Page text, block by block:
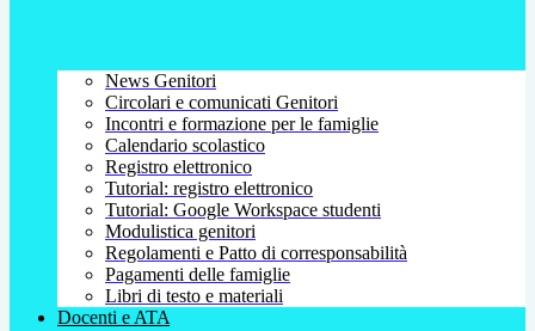
News Genitori
Circolari e comunicati Genitori
Incontri e formazione per le famiglie
Calendario scolastico
Registro elettronico
Tutorial: registro elettronico
Tutorial: Google Workspace studenti
Modulistica genitori
Regolamenti e Patto di corresponsabilità
Pagamenti delle famiglie
Libri di testo e materiali
Docenti e ATA